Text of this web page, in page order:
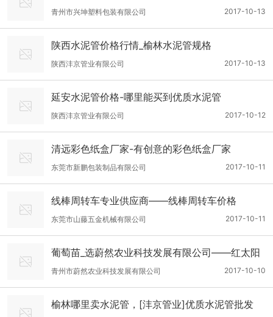
底编织袋厂家
2017-10-13
青州市兴坤塑料包装有限公司
陕西水泥管价格行情_榆林水泥管规格
2017-10-13
陕西沣京管业有限公司
延安水泥管价格-哪里能买到优质水泥管
2017-10-12
陕西沣京管业有限公司
清远彩色纸盒厂家-有创意的彩色纸盒厂家
2017-10-11
东莞市新鹏包装制品有限公司
线棒周转车专业供应商——线棒周转车价格
2017-10-11
东莞市山藤五金机械有限公司
葡萄苗_选蔚然农业科技发展有限公司——红太阳
葡萄苗
2017-10-10
青州市蔚然农业科技发展有限公司
榆林哪里卖水泥管，[沣京管业]优质水泥管批发